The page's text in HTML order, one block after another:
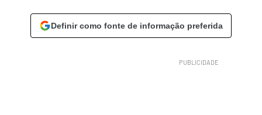
Definir como fonte de informação preferida